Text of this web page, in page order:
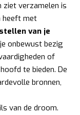
ziet verzamelen is
heeft met
van je
onbewust bezig
of
te bieden. De
bronnen,
van de droom.